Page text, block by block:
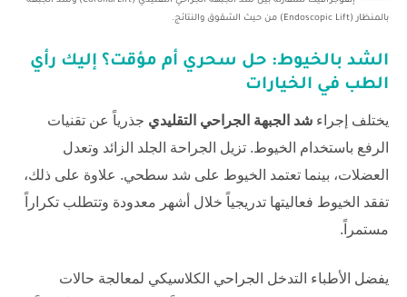
بالمنظار (Endoscopic Lift) من حيث الشقوق والنتائج.
الشد بالخيوط: حل سحري أم مؤقت؟ إليك رأي
الطب في الخيارات
يختلف إجراء شد الجبهة الجراحي التقليدي جذرياً عن تقنيات
الرفع باستخدام الخيوط. تزيل الجراحة الجلد الزائد وتعدل
العضلات، بينما تعتمد الخيوط على شد سطحي. علاوة على ذلك،
تفقد الخيوط فعاليتها تدريجياً خلال أشهر معدودة وتتطلب تكراراً
مستمراً.
يفضل الأطباء التدخل الجراحي الكلاسيكي لمعالجة حالات